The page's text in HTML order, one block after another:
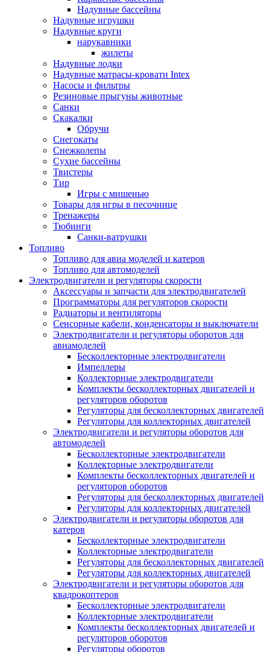
Надувные бассейны
Надувные игрушки
Надувные круги
нарукавники
жилеты
Надувные лодки
Надувные матрасы-кровати Intex
Насосы и фильтры
Резиновые прыгуны животные
Санки
Скакалки
Обручи
Снегокаты
Снежколепы
Сухие бассейны
Твистеры
Тир
Игры с мишенью
Товары для игры в песочнице
Тренажеры
Тюбинги
Санки-ватрушки
Топливо
Топливо для авиа моделей и катеров
Топливо для автомоделей
Электродвигатели и регуляторы скорости
Аксессуары и запчасти для электродвигателей
Программаторы для регуляторов скорости
Радиаторы и вентиляторы
Сенсорные кабели, конденсаторы и выключатели
Электродвигатели и регуляторы оборотов для
авиамоделей
Бесколлекторные электродвигатели
Импеллеры
Коллекторные электродвигатели
Комплекты бесколлекторных двигателей и
регуляторов оборотов
Регуляторы для бесколлекторных двигателей
Регуляторы для коллекторных двигателей
Электродвигатели и регуляторы оборотов для
автомоделей
Бесколлекторные электродвигатели
Коллекторные электродвигатели
Комплекты бесколлекторных двигателей и
регуляторов оборотов
Регуляторы для бесколлекторных двигателей
Регуляторы для коллекторных двигателей
Электродвигатели и регуляторы оборотов для
катеров
Бесколлекторные электродвигатели
Коллекторные электродвигатели
Регуляторы для бесколлекторных двигателей
Регуляторы для коллекторных двигателей
Электродвигатели и регуляторы оборотов для
квадрокоптеров
Бесколлекторные электродвигатели
Коллекторные электродвигатели
Комплекты бесколлекторных двигателей и
регуляторов оборотов
Регуляторы оборотов